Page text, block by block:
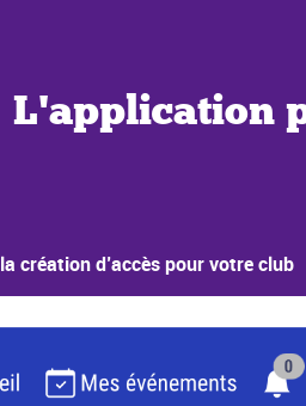
L'application
création d’accès pour votre club